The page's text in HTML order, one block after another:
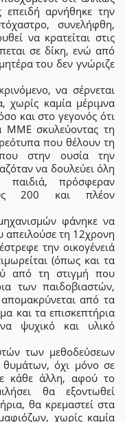
αρνήθηκε την
συνελήφθη,
να κρατείται στις
σε δίκη, ενώ από
του δεν γνώριζε
να σέρνεται
χωρίς καμία μέριμνα
και στο γεγονός ότι
ΜΜΕ σκυλεύοντας τη
που θέλουν τη
στην ουσία την
να δουλεύει όλη
πρόσφεραν
200 και πλέον
φάνηκε να
απειλούσε τη 12χρονη
την οικογένειά
(όπως και τα
από τη στιγμή που
των παιδοβιαστών,
από τα
και τα επισκεπτήρια
ψυχικό και υλικό
των μεθοδεύσεων
όχι μόνο σε
κάθε άλλη, αφού το
θα εξοντωθεί
θα κρεμαστεί στα
χωρίς καμία